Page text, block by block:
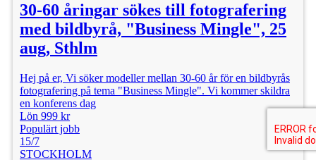
30-60 åringar sökes till fotografering
med bildbyrå, "Business Mingle", 25
aug, Sthlm
Hej på er, Vi söker modeller mellan 30-60 år för en bildbyrås
fotografering på tema "Business Mingle". Vi kommer skildra
en konferens dag
Lön 999 kr
Populärt jobb
15/7
STOCKHOLM